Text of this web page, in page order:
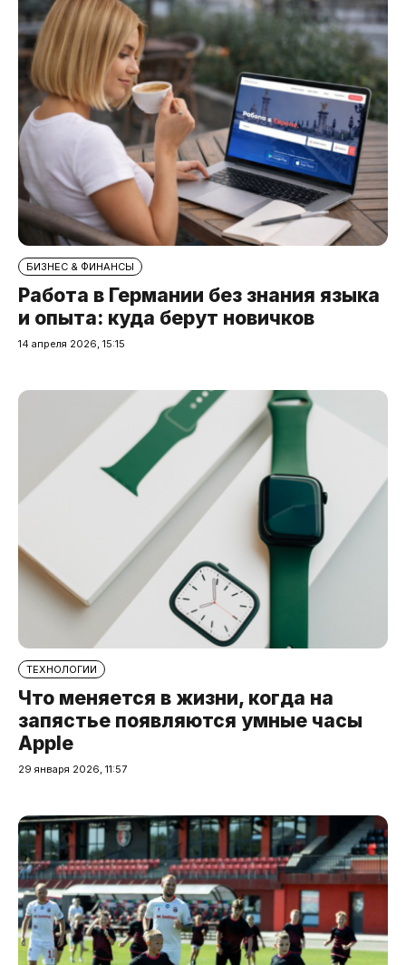
БИЗНЕС & ФИНАНСЫ
Работа в Германии без знания языка
и опыта: куда берут новичков
14 апреля 2026, 15:15
ТЕХНОЛОГИИ
Что меняется в жизни, когда на
запястье появляются умные часы
Apple
29 января 2026, 11:57